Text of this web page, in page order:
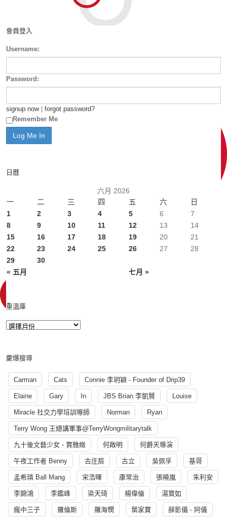
會員登入
Username:
Password:
signup now| forgot password?
Remember Me
日曆
六月 2026
一
二 三 四 五 六 日
« 五月 七月 »
1 2 3 4 5 6
7
8
9 10 11 12 13
14
15
16 17 18 19 20
21
22
23 24 25 26 27
28
29
30
重溫庫
慶爆搜尋
Carman Cats Connie 李玥穎 - Founder of Drip39
Elaine Gary In JBS Brian 李凱賢 Louise
Miracle 社交力學培訓導師 Norman Ryan
Terry Wong 王總講軍事@TerryWongmilitarytalk
九十後文藝少女 - 賈雅緻 何啟明 何爵天導演
午夜工作者 Benny 古庄辰 古立 吳佩孚 基哥
孟希璘 Ball Mang 宋浩暉 康常治 張曉嵐 朱利安
李錦鴻 李鑑峰 梁天琦 楊偉倫 湯寳如
瘋中三子 羅倫斯 羅海憫 葉家寶 薛影儀 - 阿儀